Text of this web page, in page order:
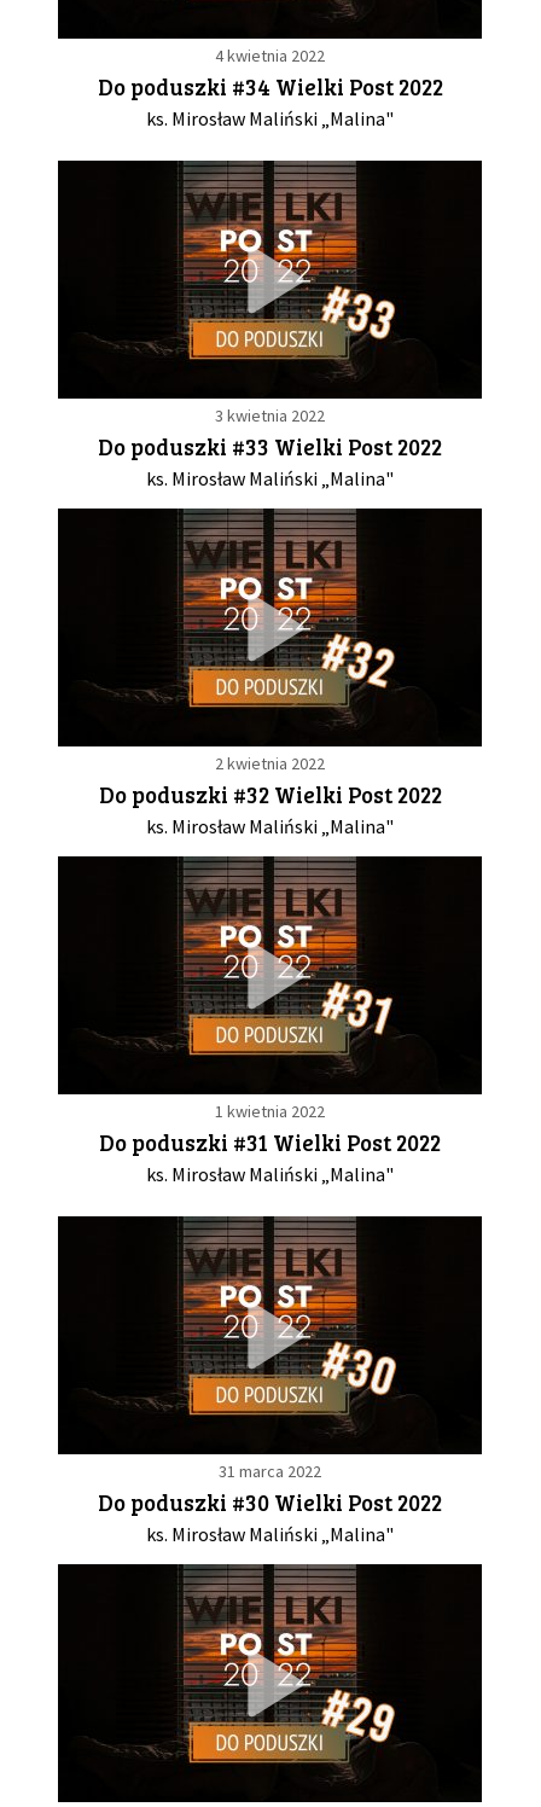
4 kwietnia 2022
Do poduszki #34 Wielki Post 2022
ks. Mirosław Maliński „Malina"
3 kwietnia 2022
Do poduszki #33 Wielki Post 2022
ks. Mirosław Maliński „Malina"
2 kwietnia 2022
Do poduszki #32 Wielki Post 2022
ks. Mirosław Maliński „Malina"
1 kwietnia 2022
Do poduszki #31 Wielki Post 2022
ks. Mirosław Maliński „Malina"
31 marca 2022
Do poduszki #30 Wielki Post 2022
ks. Mirosław Maliński „Malina"